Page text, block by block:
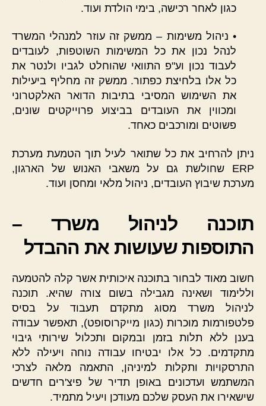
כגון לאחר רכישה, בימי הולדת ועוד.
• ניהול משימות – ממשק זה עוזר למנהלי המשרד
לנהל נכון את כל המשימות השוטפות, לעובדים
לעבוד נכון וע"פ התוואי שהוחלט לגביו ולנטר את
כל אלו בלחיצת כפתור. ממשק זה מחליף ביעילות
את השימוש המסיבי בתיבות הדואר האלקטרוני
ומכווין את העובדים בביצוע פרוייקטים שונים,
פשוטים ומורכבים כאחד.
ניתן להרחיב את כל שתואר לעיל תוך הטמעת מערכת
ERP שחולשת גם על משאבי האנוש של הארגון,
מערכת שיבוץ העובדים, ניהול מלאי ומחסן ועוד.
תוכנה לניהול משרד –
התוספות שעושות את ההבדל
חשוב מאוד לבחור בתוכנה איכותית אשר קלה להטמעה
וללימוד ושאינה מגבילה בשום צורה שהיא. תוכנה
לניהול משרד מסוג מתקדם תעבוד על בסיס
פלטפורמות מוכרות (כגון מייקרוסופט), תאפשר עבודה
בענן ללא תלות בזמן ובמקום ותכלול שירותי גיבוי
מתקדמים. כל אלו יבטיחו עבודה נוחה ויעילה ללא
התרסקויות ותקלות למיניהן, התאמה מלאה לצרכי
המשתמש ועדכונים באופן תדיר של פיצ'רים חדשים
שישאירו את העסק שלכם מעודכן ויעיל מתמיד.